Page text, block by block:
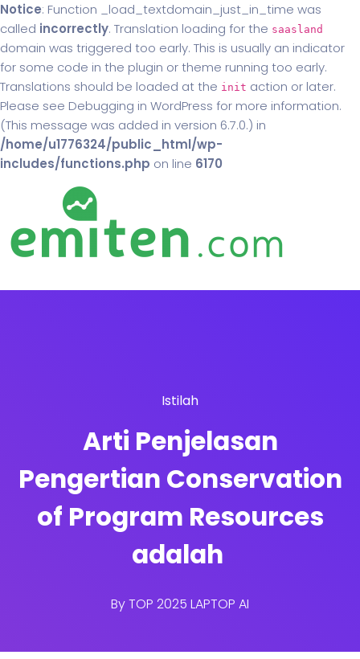
Notice: Function _load_textdomain_just_in_time was
called incorrectly. Translation loading for the saasland
domain was triggered too early. This is usually an indicator
for some code in the plugin or theme running too early.
Translations should be loaded at the init action or later.
Please see Debugging in WordPress for more information.
(This message was added in version 6.7.0.) in
/home/u1776324/public_html/wp-
includes/functions.php on line 6170
Istilah
Arti Penjelasan
Pengertian Conservation
of Program Resources
adalah
ByTOP 2025 LAPTOP AI